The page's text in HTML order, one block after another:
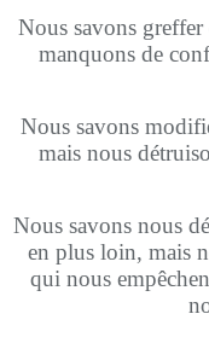
Nous savons
manquons de
Nous savons
mais nous
Nous savons nous
en plus loin, mais
qui nous